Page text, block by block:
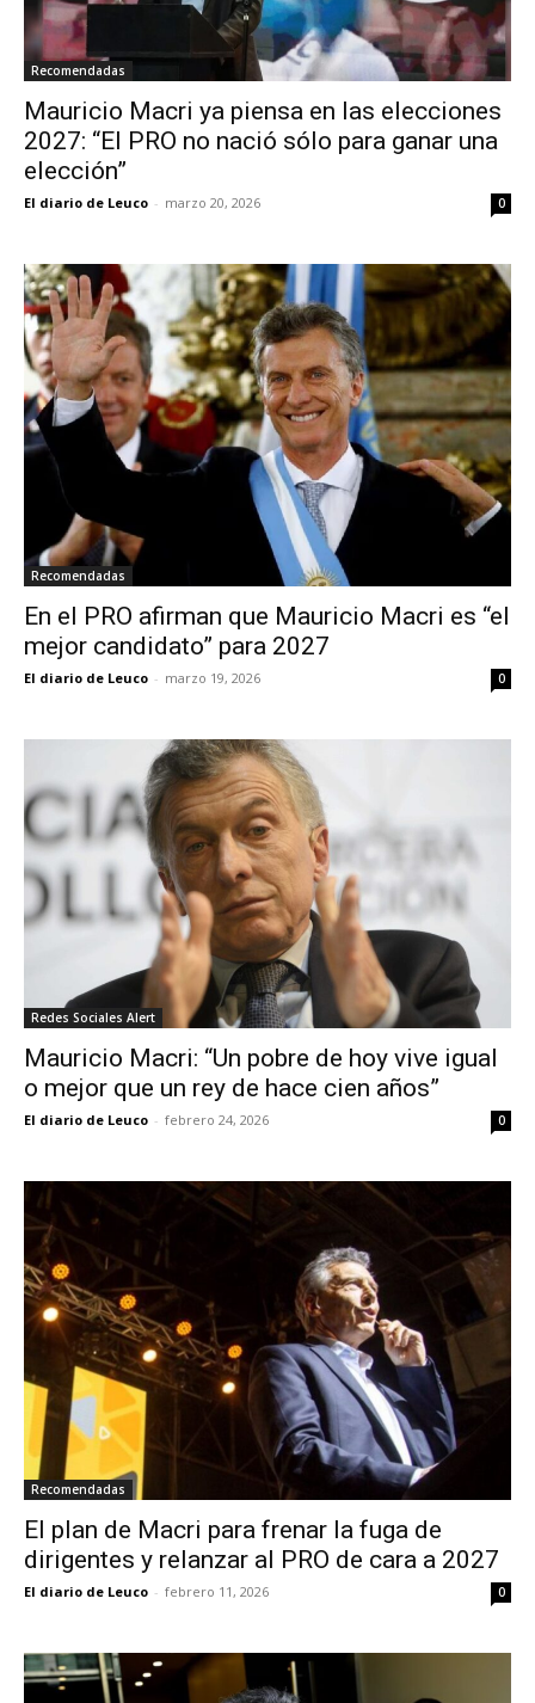
Recomendadas
Mauricio Macri ya piensa en las elecciones
2027: “El PRO no nació sólo para ganar una
elección”
El diario de Leuco - marzo 20, 2026 0
Recomendadas
En el PRO afirman que Mauricio Macri es “el
mejor candidato” para 2027
El diario de Leuco - marzo 19, 2026 0
Redes Sociales Alert
Mauricio Macri: “Un pobre de hoy vive igual
o mejor que un rey de hace cien años”
El diario de Leuco - febrero 24, 2026 0
Recomendadas
El plan de Macri para frenar la fuga de
dirigentes y relanzar al PRO de cara a 2027
El diario de Leuco - febrero 11, 2026 0